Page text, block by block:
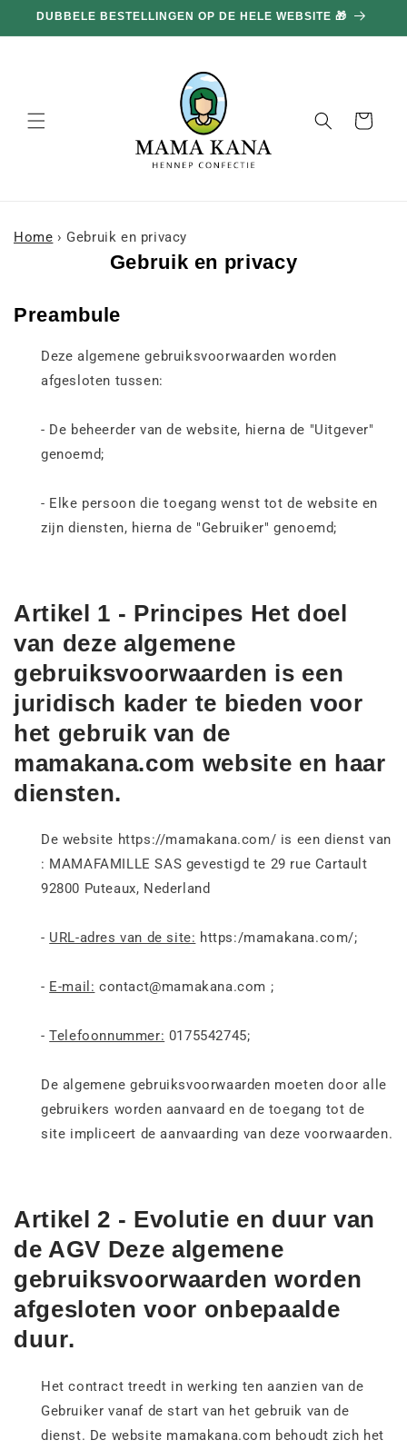
doorgaan
naar
DUBBELE BESTELLINGEN OP DE HELE WEBSITE 🎁
Mand
Home › Gebruik en privacy
Gebruik en privacy
Preambule
Deze algemene gebruiksvoorwaarden worden
afgesloten tussen:
- De beheerder van de website, hierna de "Uitgever"
genoemd;
- Elke persoon die toegang wenst tot de website en
zijn diensten, hierna de "Gebruiker" genoemd;
Artikel 1 - Principes Het doel
van deze algemene
gebruiksvoorwaarden is een
juridisch kader te bieden voor
het gebruik van de
mamakana.com website en haar
diensten.
De website https://mamakana.com/ is een dienst van
: MAMAFAMILLE SAS gevestigd te 29 rue Cartault
92800 Puteaux, Nederland
- URL-adres van de site: https:/mamakana.com/;
- E-mail: contact@mamakana.com ;
-Telefoonnummer: 0175542745;
De algemene gebruiksvoorwaarden moeten door alle
gebruikers worden aanvaard en de toegang tot de
site impliceert de aanvaarding van deze voorwaarden.
Artikel 2 - Evolutie en duur van
de AGV Deze algemene
gebruiksvoorwaarden worden
afgesloten voor onbepaalde
duur.
Het contract treedt in werking ten aanzien van de
Gebruiker vanaf de start van het gebruik van de
dienst. De website mamakana.com behoudt zich het